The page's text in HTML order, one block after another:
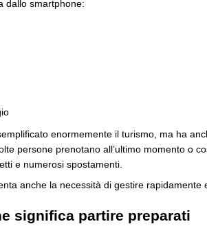
dallo smartphone:
enormemente il turismo, ma ha
persone prenotano all’ultimo momento o
e numerosi spostamenti.
anche la necessità di gestire rapidamente
significa partire preparati